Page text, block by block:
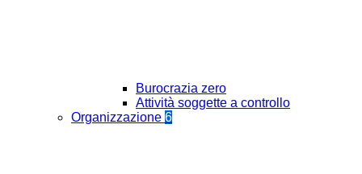
Burocrazia zero
Attività soggette a controllo
Organizzazione 6